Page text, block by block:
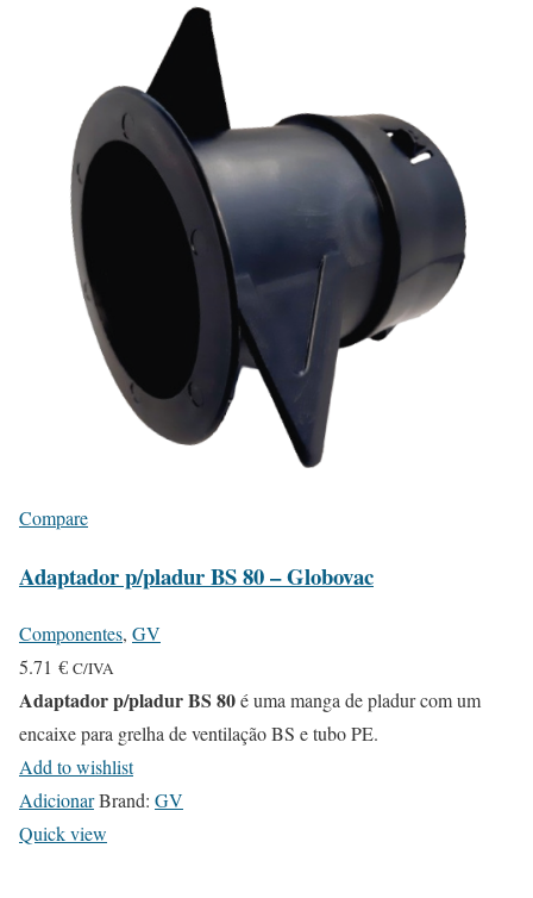
Compare
Adaptador p/pladur BS 80 – Globovac
Componentes, GV
5.71 € C/IVA
Adaptador p/pladur BS 80é uma manga de pladur com um
encaixe para grelha de ventilação BS e tubo PE.
Add to wishlist
AdicionarBrand: GV
Quick view